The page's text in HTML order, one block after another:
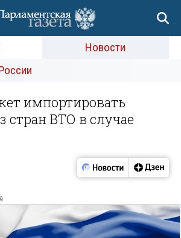
Новости
импортировать
стран ВТО в случае